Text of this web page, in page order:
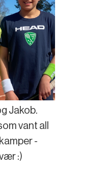
Jakob.
vant all
-
:)